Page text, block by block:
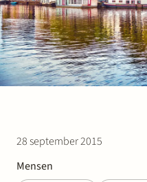
28 september 2015
Mensen